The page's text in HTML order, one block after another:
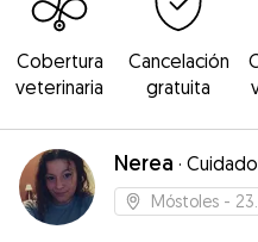
Cobertura
veterinaria
Cancelación
gratuita
Nerea ·
Móstoles -